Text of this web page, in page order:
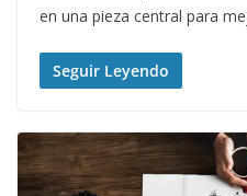
en una pieza central para
Seguir Leyendo